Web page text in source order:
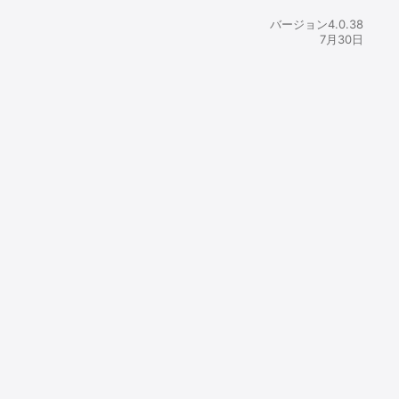
ャンプ」
ます。
バージョン4.0.38
7月30日